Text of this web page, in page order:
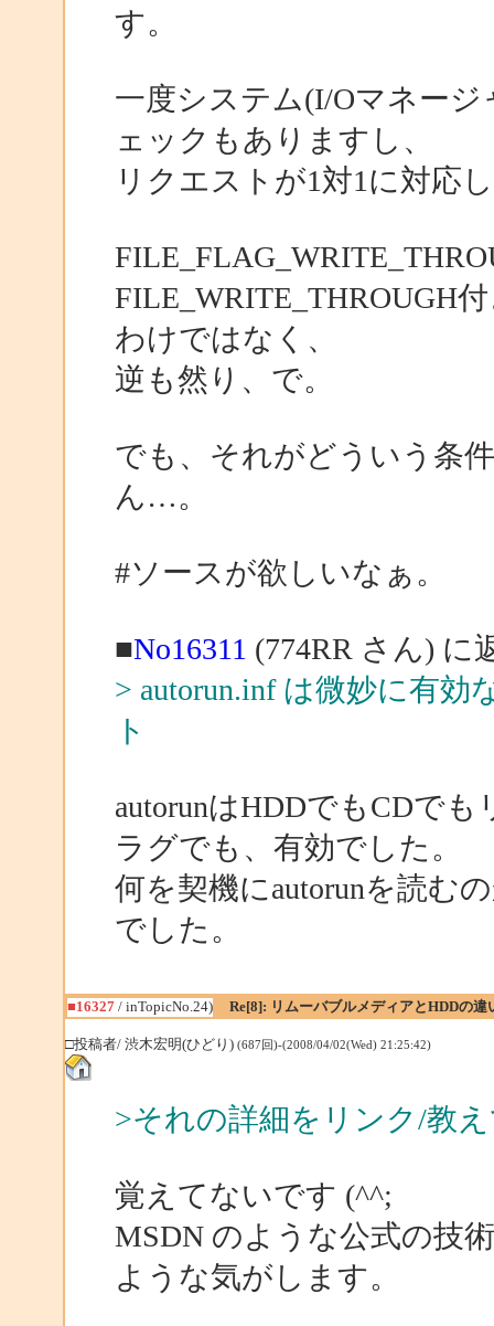
す。
一度システム(I/Oマネー
ェックもありますし、
リクエストが1対1に対応
FILE_WRITE_THROUGH
わけではなく、
逆も然り、で。
でも、それがどういう条
ん…。
#ソースが欲しいなぁ。
■No16311 (774RR さん) に
> autorun.inf は微妙に有
ト
autorunはHDDでもCDで
ラグでも、有効でした。
何を契機にautorunを読む
でした。
■16327/ inTopicNo.24) Re[8]: リムーバブルメディアとHDDの違
□投稿者/ 渋木宏明(ひどり) (687回)-(2008/04/02(Wed) 21:25:42)
>それの詳細をリンク/教
覚えてないです (^^;
MSDN のような公式の技
ような気がします。